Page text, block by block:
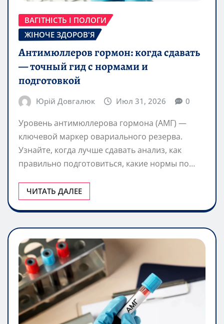
ВАГІТНІСТЬ І ПОЛОГИ
ЖІНОЧЕ ЗДОРОВ'Я
Антимюллеров гормон: когда сдавать
— точный гид с нормами и
подготовкой
Юрій Довгалюк Июл 31, 2026 0
Уровень антимюллерова гормона (АМГ) —
ключевой маркер овариального резерва.
Узнайте, когда лучше сдавать анализ, как
правильно подготовиться, какие нормы по…
ЧИТАТЬ ДАЛЕЕ